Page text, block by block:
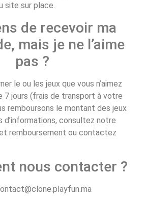
site sur place.
de recevoir ma
mais je ne l’aime
pas ?
le ou les jeux que vous n’aimez
7 jours (frais de transport à votre
remboursons le montant des jeux
d’informations, consultez notre
remboursement ou contactez
nous contacter ?